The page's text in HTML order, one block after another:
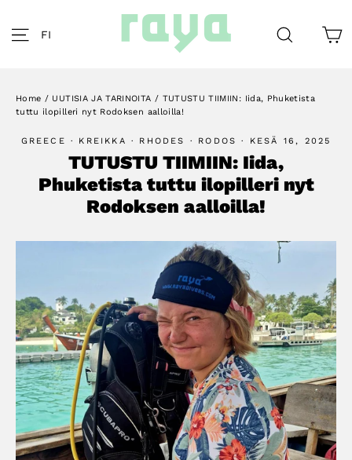
content
Site navigation
FI Search
Home / UUTISIA JA TARINOITA / TUTUSTU TIIMIIN: Iida, Phuketista
tuttu ilopilleri nyt Rodoksen aalloilla!
GREECE · KREIKKA · RHODES · RODOS · KESÄ 16, 2025
TUTUSTU TIIMIIN: Iida,
Phuketista tuttu ilopilleri nyt
Rodoksen aalloilla!